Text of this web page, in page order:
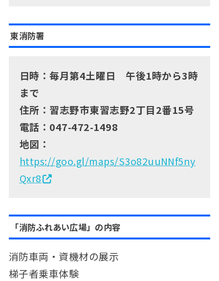
東消防署
日時：毎月第4土曜日 午後1時から3時
まで
住所：習志野市東習志野2丁目2番15号
電話：047-472-1498
地図：
https://goo.gl/maps/S3o82uuNNf5ny
Qxr8
「消防ふれあい広場」の内容
消防車両・資機材の展示
梯子者乗車体験